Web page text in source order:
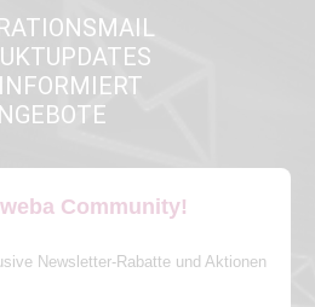
Community!
Newsletter-Rabatte und Aktionen